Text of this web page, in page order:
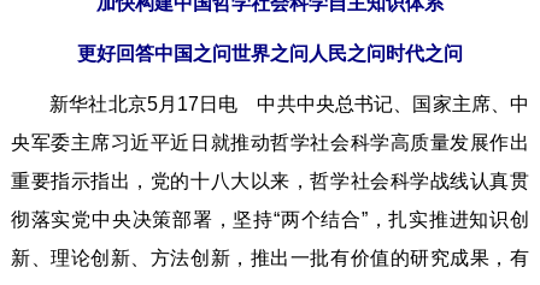
更好回答中国之问世界之问人民之问时代之问
新华社北京5月17日电 中共中央总书记、国家主席、中
央军委主席习近平近日就推动哲学社会科学高质量发展作出
重要指示指出，党的十八大以来，哲学社会科学战线认真贯
彻落实党中央决策部署，坚持“两个结合”，扎实推进知识创
新、理论创新、方法创新，推出一批有价值的研究成果，有